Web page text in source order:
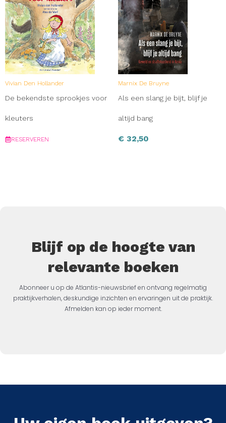
Vivian Den Hollander
De bekendste sprookjes voor
kleuters
RESERVEREN
Marnix De Bruyne
Als een slang je bijt, blijf je
altijd bang
€ 32,50
Blijf op de hoogte van
relevante boeken
Abonneer u op de Atlantis-nieuwsbrief en ontvang regelmatig
praktijkverhalen, deskundige inzichten en ervaringen uit de praktijk.
Afmelden kan op ieder moment.